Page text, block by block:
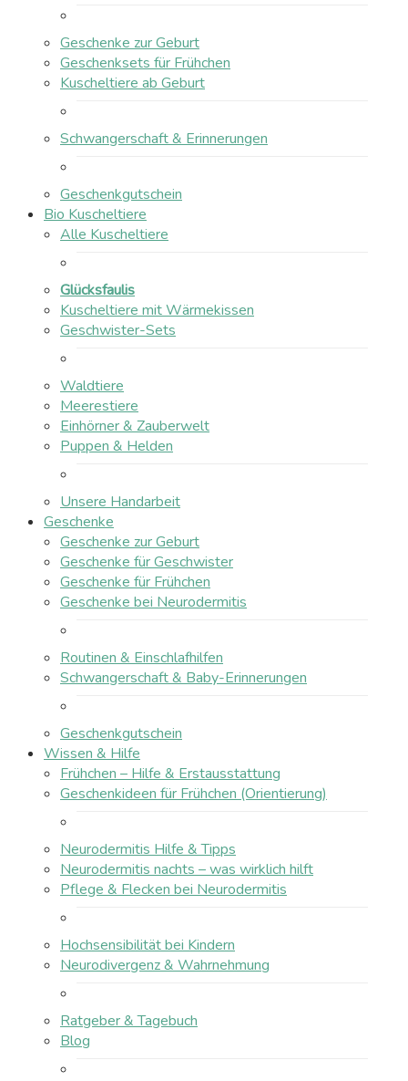
Geschenke zur Geburt
Geschenksets für Frühchen
Kuscheltiere ab Geburt
Schwangerschaft & Erinnerungen
Geschenkgutschein
Bio Kuscheltiere
Alle Kuscheltiere
Glücksfaulis
Kuscheltiere mit Wärmekissen
Geschwister-Sets
Waldtiere
Meerestiere
Einhörner & Zauberwelt
Puppen & Helden
Unsere Handarbeit
Geschenke
Geschenke zur Geburt
Geschenke für Geschwister
Geschenke für Frühchen
Geschenke bei Neurodermitis
Routinen & Einschlafhilfen
Schwangerschaft & Baby-Erinnerungen
Geschenkgutschein
Wissen & Hilfe
Frühchen – Hilfe & Erstausstattung
Geschenkideen für Frühchen (Orientierung)
Neurodermitis Hilfe & Tipps
Neurodermitis nachts – was wirklich hilft
Pflege & Flecken bei Neurodermitis
Hochsensibilität bei Kindern
Neurodivergenz & Wahrnehmung
Ratgeber & Tagebuch
Blog